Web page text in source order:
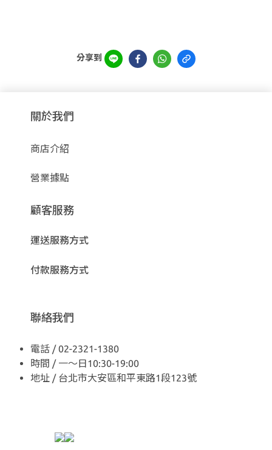
分享到
關於我們
商店介紹
營業據點
顧客服務
運送服務方式
付款服務方式
聯絡我們
電話 / 02-2321-1380
時間 / 一～日10:30-19:00
地址 / 台北市大安區和平東路1段123號